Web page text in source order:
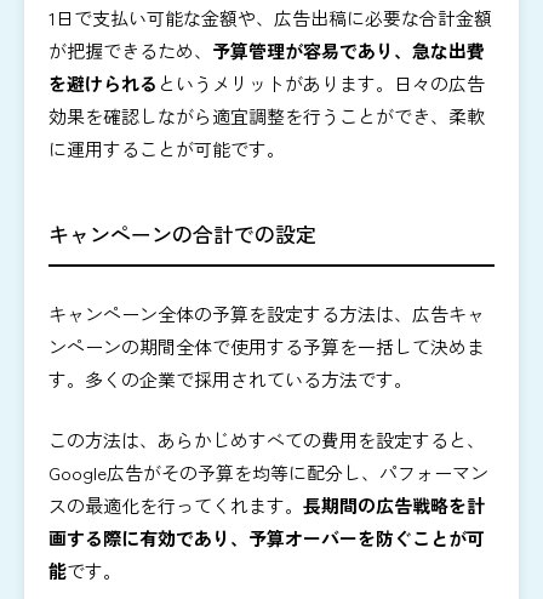
1日で支払い可能な金額や、広告出稿に必要な合計金額
が把握できるため、 予算管理が容易であり、急な出費
を避けられる というメリットがあります。日々の広告
効果を確認しながら適宜調整を行うことができ、柔軟
に運用することが可能です。
キャンペーンの合計での設定
キャンペーン全体の予算を設定する方法は、広告キャ
ンペーンの期間全体で使用する予算を一括して決めま
す。多くの企業で採用されている方法です。
この方法は、あらかじめすべての費用を設定すると、
Google広告がその予算を均等に配分し、パフォーマン
スの最適化を行ってくれます。 長期間の広告戦略を計
画する際に有効であり、予算オーバーを防ぐことが可
能です。